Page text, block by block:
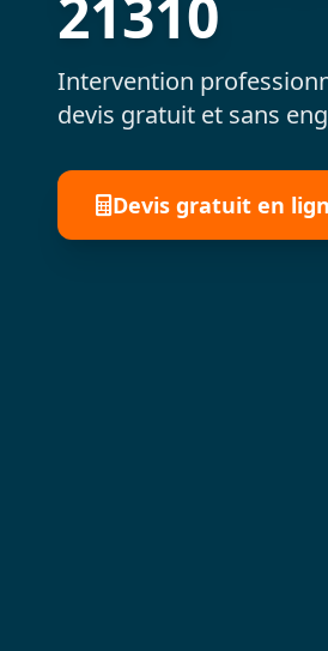
21310
Intervention
devis gratuit et sans
Devis gratuit en